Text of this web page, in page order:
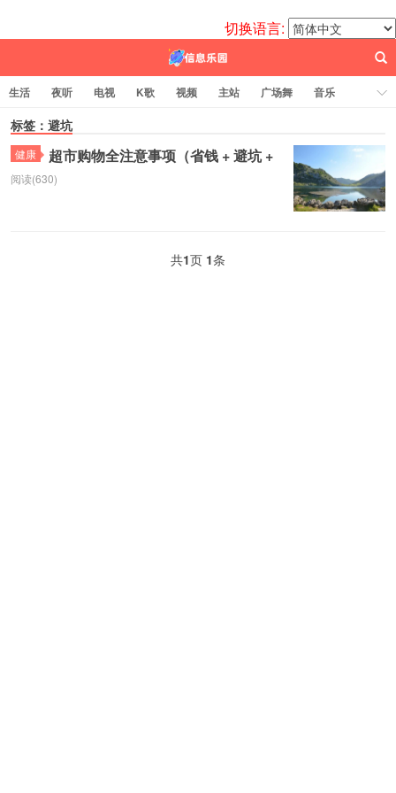
切换语言:
生活 夜听 电视 K歌 视频 主站 广场舞
音乐
歌曲
电台
标签：避坑
健康 超市购物全注意事项（省钱 + 避坑 +
阅读(630)
共1页 1条